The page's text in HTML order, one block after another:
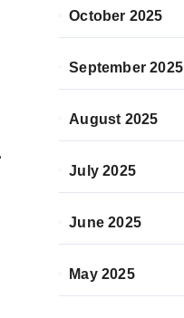
October 2025
September 2025
August 2025
July 2025
June 2025
May 2025